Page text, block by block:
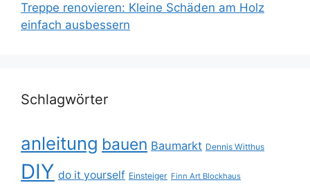
Treppe renovieren: Kleine Schäden am Holz
einfach ausbessern
Schlagwörter
anleitung bauen Baumarkt Dennis Witthus
DIY do it yourself Einsteiger Finn Art Blockhaus